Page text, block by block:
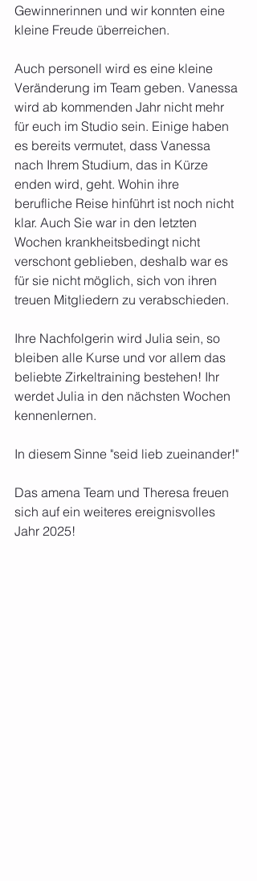
Gewinnerinnen und wir konnten eine
kleine Freude überreichen.
Auch personell wird es eine kleine
Veränderung im Team geben. Vanessa
wird ab kommenden Jahr nicht mehr
für euch im Studio sein. Einige haben
es bereits vermutet, dass Vanessa
nach Ihrem Studium, das in Kürze
enden wird, geht. Wohin ihre
berufliche Reise hinführt ist noch nicht
klar. Auch Sie war in den letzten
Wochen krankheitsbedingt nicht
verschont geblieben, deshalb war es
für sie nicht möglich, sich von ihren
treuen Mitgliedern zu verabschieden.
Ihre Nachfolgerin wird Julia sein, so
bleiben alle Kurse und vor allem das
beliebte Zirkeltraining bestehen! Ihr
werdet Julia in den nächsten Wochen
kennenlernen.
In diesem Sinne "seid lieb zueinander!"
Das amena Team und Theresa freuen
sich auf ein weiteres ereignisvolles
Jahr 2025!